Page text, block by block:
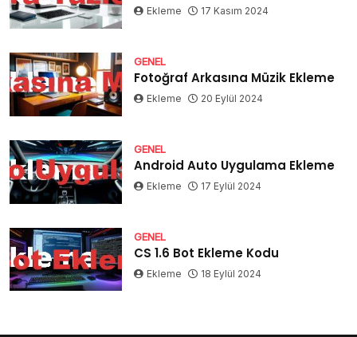
Ekleme 17 Kasım 2024
GENEL
Fotoğraf Arkasına Müzik Ekleme
Ekleme 20 Eylül 2024
GENEL
Android Auto Uygulama Ekleme
Ekleme 17 Eylül 2024
GENEL
CS 1.6 Bot Ekleme Kodu
Ekleme 18 Eylül 2024